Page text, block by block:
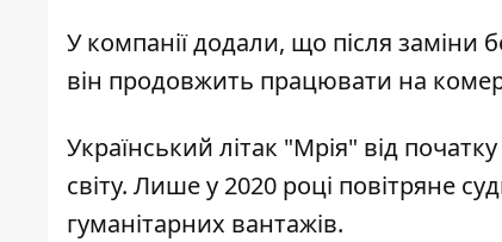
У компанії додали, що після заміни
він продовжить працювати на
Український літак "Мрія" від
світу. Лише у 2020 році повітряне
гуманітарних вантажів.